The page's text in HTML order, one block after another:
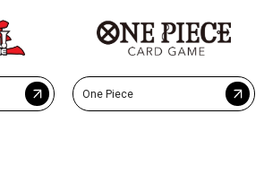
One Piece